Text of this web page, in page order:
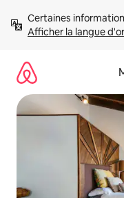
directement
Afficher la langue